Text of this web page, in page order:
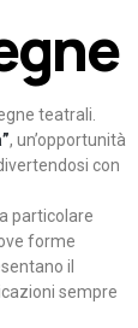
teatrali.
, un’opportunità
con
particolare
forme
il
sempre